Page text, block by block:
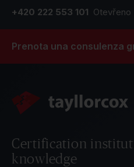
+420 222 553 101 Otevřeno
Prenota una consulenza
Certification
knowledge